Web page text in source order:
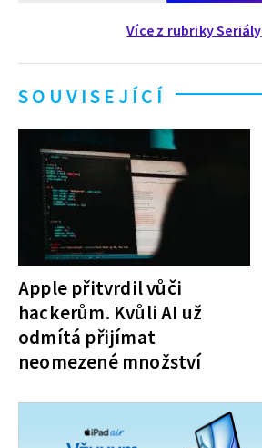
Více z rubriky Seriály
SOUVISEJÍCÍ
Apple přitvrdil vůči
hackerům. Kvůli AI už
odmítá přijímat
neomezené množství